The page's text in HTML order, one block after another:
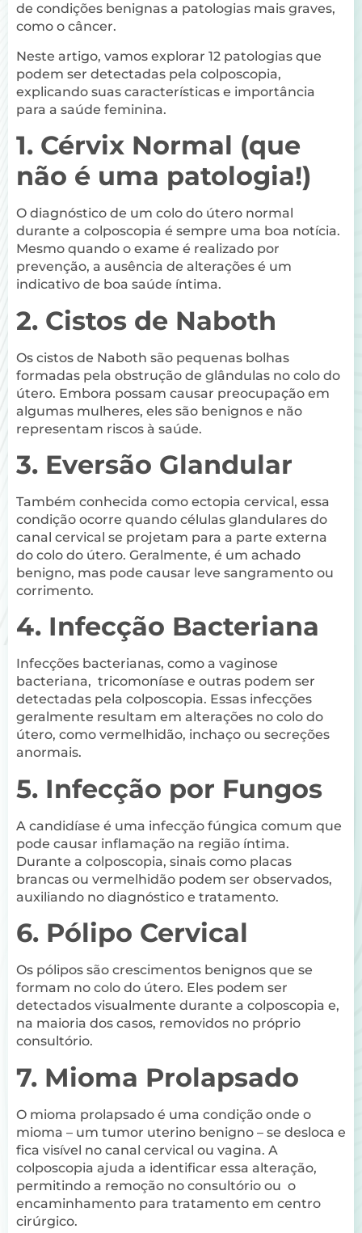
de condições benignas a patologias mais graves,
como o câncer.
Neste artigo, vamos explorar 12 patologias que
podem ser detectadas pela colposcopia,
explicando suas características e importância
para a saúde feminina.
1. Cérvix Normal (que
não é uma patologia!)
O diagnóstico de um colo do útero normal
durante a colposcopia é sempre uma boa notícia.
Mesmo quando o exame é realizado por
prevenção, a ausência de alterações é um
indicativo de boa saúde íntima.
2. Cistos de Naboth
Os cistos de Naboth são pequenas bolhas
formadas pela obstrução de glândulas no colo do
útero. Embora possam causar preocupação em
algumas mulheres, eles são benignos e não
representam riscos à saúde.
3. Eversão Glandular
Também conhecida como ectopia cervical, essa
condição ocorre quando células glandulares do
canal cervical se projetam para a parte externa
do colo do útero. Geralmente, é um achado
benigno, mas pode causar leve sangramento ou
corrimento.
4. Infecção Bacteriana
Infecções bacterianas, como a vaginose
bacteriana, tricomoníase e outras podem ser
detectadas pela colposcopia. Essas infecções
geralmente resultam em alterações no colo do
útero, como vermelhidão, inchaço ou secreções
anormais.
5. Infecção por Fungos
A candidíase é uma infecção fúngica comum que
pode causar inflamação na região íntima.
Durante a colposcopia, sinais como placas
brancas ou vermelhidão podem ser observados,
auxiliando no diagnóstico e tratamento.
6. Pólipo Cervical
Os pólipos são crescimentos benignos que se
formam no colo do útero. Eles podem ser
detectados visualmente durante a colposcopia e,
na maioria dos casos, removidos no próprio
consultório.
7. Mioma Prolapsado
O mioma prolapsado é uma condição onde o
mioma – um tumor uterino benigno – se desloca e
fica visível no canal cervical ou vagina. A
colposcopia ajuda a identificar essa alteração,
permitindo a remoção no consultório ou o
encaminhamento para tratamento em centro
cirúrgico.